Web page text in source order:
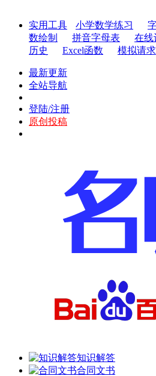
实用工具 小学数学练习
数绘制
拼音字母表 在线
历史
Excel函数 模拟请求
最新更新
全站导航
登陆/注册
原创投稿
知识解答
合同文书